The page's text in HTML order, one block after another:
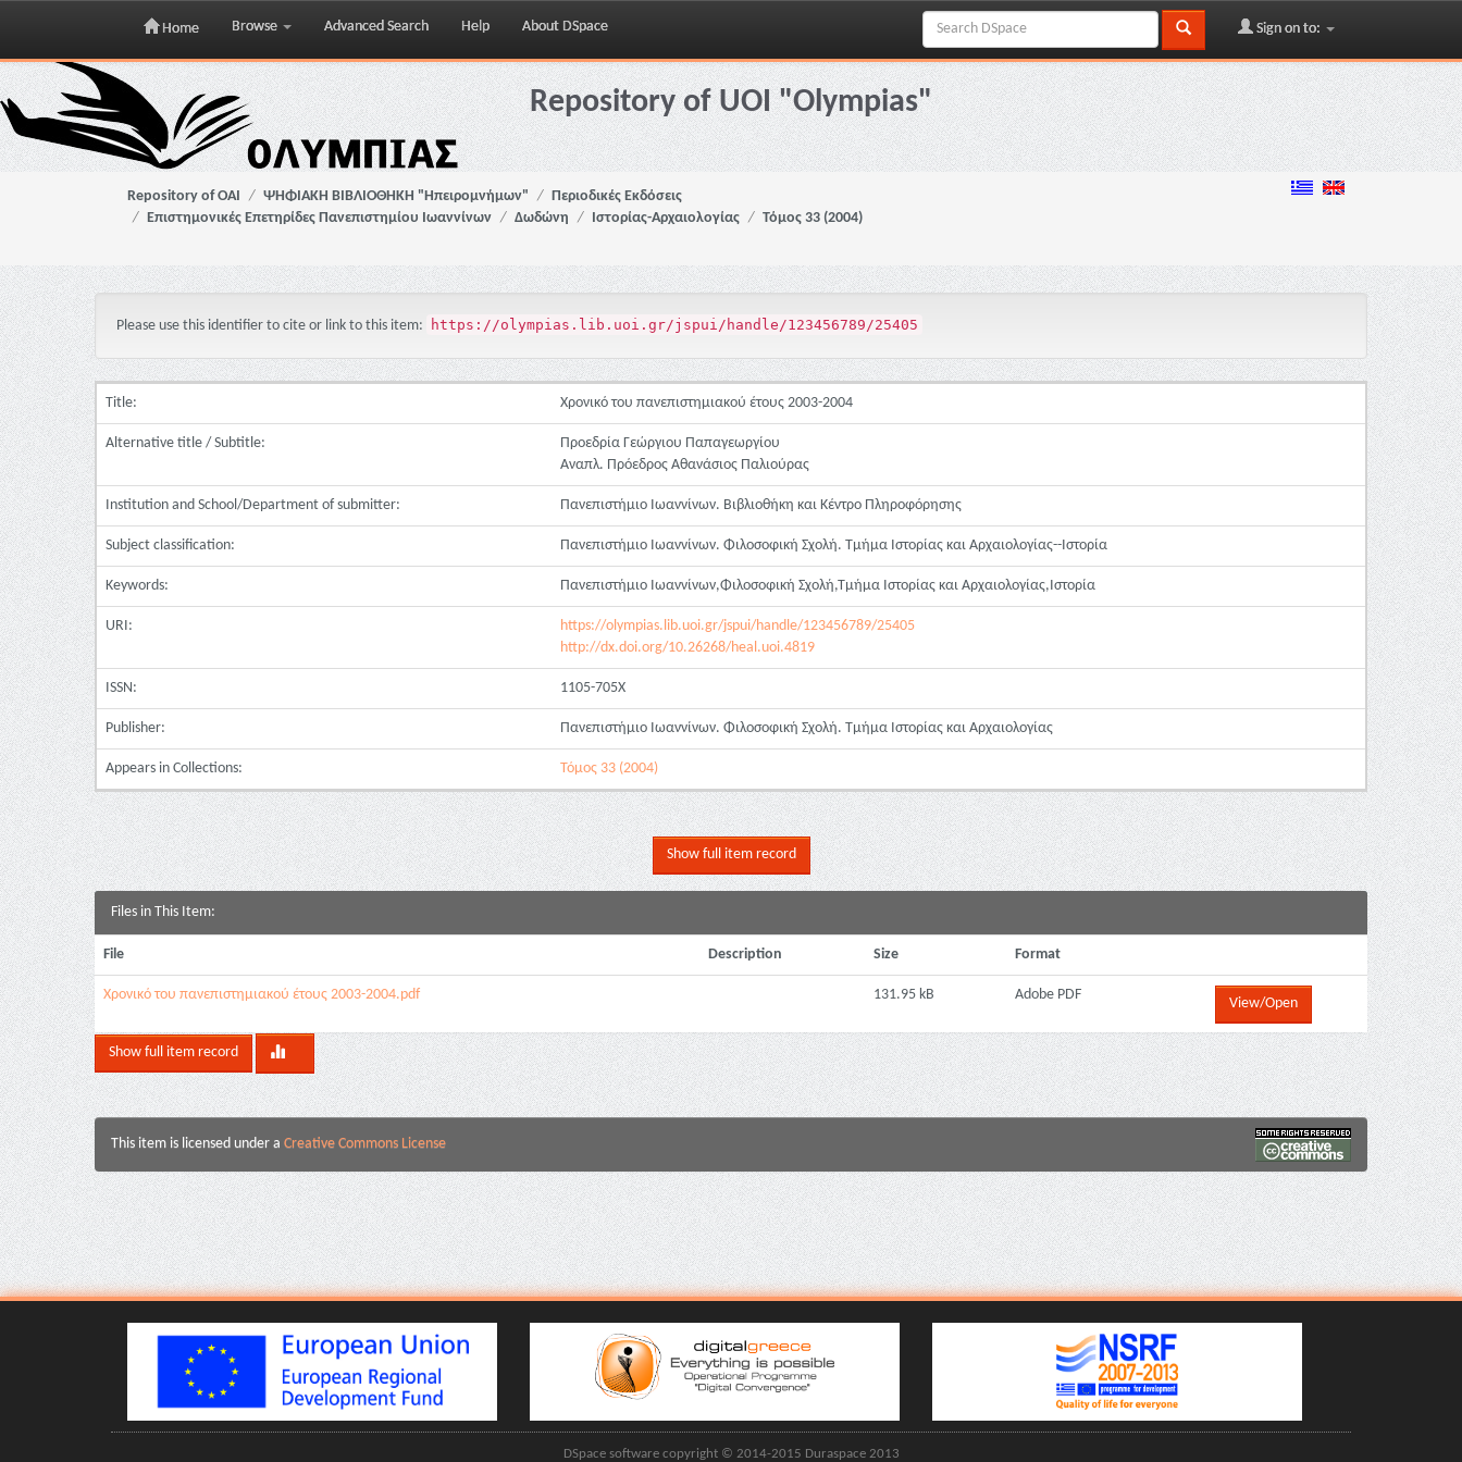
Skip
navigation
Home Browse Advanced Search Help About DSpace Sign on to:
Repository of UOI "Olympias"
Repository of OAI ΨΗΦΙΑΚΗ ΒΙΒΛΙΟΘΗΚΗ "Ηπειρομνήμων"
Περιοδικές Εκδόσεις
Επιστημονικές Επετηρίδες Πανεπιστημίου Ιωαννίνων
Δωδώνη Ιστορίας-Αρχαιολογίας Τόμος 33 (2004)
Please use this identifier to cite or link to this item: https://olympias.lib.uoi.gr/jspui/handle/123456789/25405
Title: Χρονικό του πανεπιστημιακού έτους 2003-2004
Alternative title / Subtitle:
Προεδρία Γεώργιου Παπαγεωργίου
Αναπλ. Πρόεδρος Αθανάσιος Παλιούρας
Institution and School/Department of submitter: Πανεπιστήμιο Ιωαννίνων. Βιβλιοθήκη και Κέντρο Πληροφόρησης
Subject classification: Πανεπιστήμιο Ιωαννίνων. Φιλοσοφική Σχολή. Τμήμα Ιστορίας και Αρχαιολογίας--Ιστορία
Keywords: Πανεπιστήμιο Ιωαννίνων,Φιλοσοφική Σχολή,Τμήμα Ιστορίας και Αρχαιολογίας,Ιστορία
URI:
https://olympias.lib.uoi.gr/jspui/handle/123456789/25405
http://dx.doi.org/10.26268/heal.uoi.4819
ISSN: 1105-705Χ
Publisher: Πανεπιστήμιο Ιωαννίνων. Φιλοσοφική Σχολή. Τμήμα Ιστορίας και Αρχαιολογίας
Appears in Collections: Τόμος 33 (2004)
Show full item record
Files in This Item:
File Description Size Format
Χρονικό του πανεπιστημιακού έτους 2003-2004.pdf 131.95 kB Adobe PDF
View/Open
Show full item record
This item is licensed under a Creative Commons License
DSpace software copyright © 2014-2015 Duraspace 2013